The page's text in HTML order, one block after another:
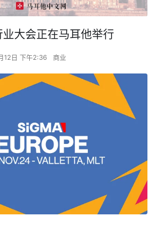
大会正在马耳他举行
12日 下午2:36 商业